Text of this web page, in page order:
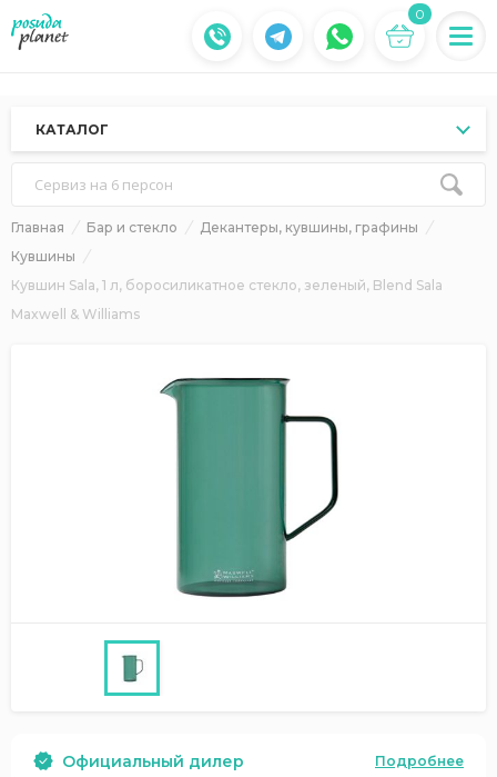
0
КАТАЛОГ
Сервиз на 6 персон
Главная Бар и стекло
Декантеры, кувшины, графины
Кувшины
Кувшин Sala, 1 л, боросиликатное стекло, зеленый, Blend Sala
Maxwell & Williams
Официальный дилер Подробнее